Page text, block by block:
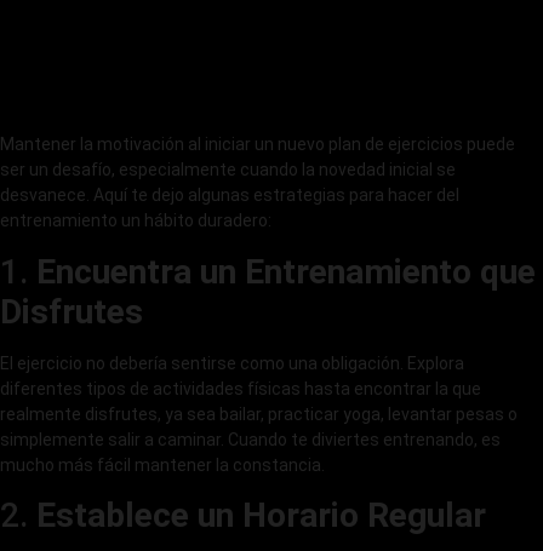
Mantener la motivación al iniciar un nuevo plan de ejercicios puede
ser un desafío, especialmente cuando la novedad inicial se
desvanece. Aquí te dejo algunas estrategias para hacer del
entrenamiento un hábito duradero:
1. Encuentra un Entrenamiento que
Disfrutes
El ejercicio no debería sentirse como una obligación. Explora
diferentes tipos de actividades físicas hasta encontrar la que
realmente disfrutes, ya sea bailar, practicar yoga, levantar pesas o
simplemente salir a caminar. Cuando te diviertes entrenando, es
mucho más fácil mantener la constancia.
2. Establece un Horario Regular